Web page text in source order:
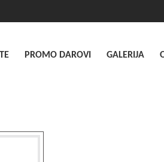
PROMO DAROVI GALERIJA